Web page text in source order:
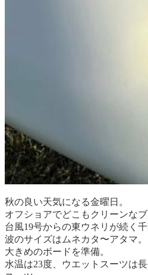
秋の良い天気になる金曜日。
オフショアでどこもクリーンなブ
台風19号からの東ウネリが続く千
波のサイズはムネカタ〜アタマ。
大きめのボードを準備。
水温は23度、ウエットスーツは